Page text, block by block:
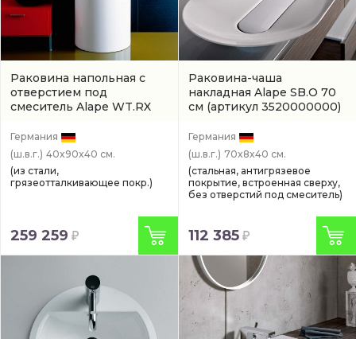
Раковина напольная с
отверстием под
смеситель Alape WT.RX
Германия
(ш.в.г.) 40x90x40 см.
(из стали,
грязеотталкивающее покр.)
259 259
Раковина-чаша
накладная Alape SB.O 70
см (артикул 3520000000)
Германия
(ш.в.г.) 70x8x40 см.
(стальная, антигрязевое
покрытие, встроенная сверху,
без отверстий под смеситель)
112 385